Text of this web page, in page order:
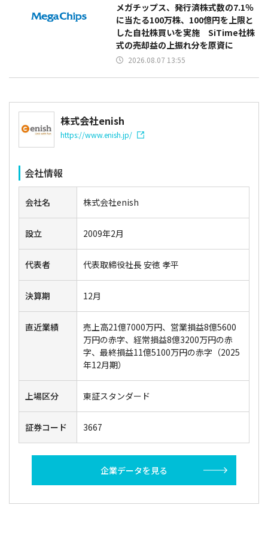
メガチップス、発行済株式数の7.1％
に当たる100万株、100億円を上限と
した自社株買いを実施 SiTime社株
式の売却益の上振れ分を原資に
2026.08.07 13:55
株式会社enish
https://www.enish.jp/
会社情報
会社名 株式会社enish
設立 2009年2月
代表者 代表取締役社長 安徳 孝平
決算期 12月
直近業績
売上高21億7000万円、営業損益8億5600
万円の赤字、経常損益8億3200万円の赤
字、最終損益11億5100万円の赤字（2025
年12月期）
上場区分 東証スタンダード
証券コード 3667
企業データを見る